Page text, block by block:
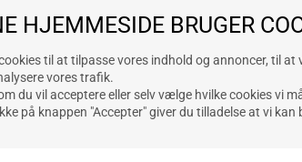
HJEMMESIDE BRUGER
til at tilpasse vores indhold og annoncer, til
vores trafik.
du vil acceptere eller selv vælge hvilke cookies vi
på knappen "Accepter" giver du tilladelse at vi kan
så tag endelig fat i os, vi står klar til at